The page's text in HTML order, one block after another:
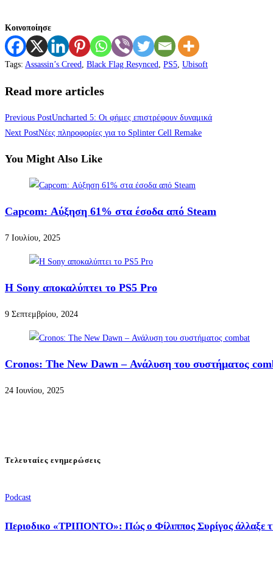
Κοινοποίησε
Tags: Assassin’s Creed, Black Flag Resynced, PS5, Ubisoft
Read more articles
Previous PostUncharted 5: Οι φήμες επιστρέφουν δυναμικά
Next PostΝέες πληροφορίες για το Splinter Cell Remake
You Might Also Like
Capcom: Αύξηση 61% στα έσοδα από Steam
7 Ιουλίου, 2025
Η Sony αποκαλύπτει το PS5 Pro
9 Σεπτεμβρίου, 2024
Cronos: The New Dawn – Ανάλυση του συστήματος
24 Ιουνίου, 2025
Τελευταίες ενημερώσεις
Podcast
Περιοδικο «ΤΡΙΠΟΝΤΟ»: Πώς ο Φίλιππος Συρίγος άλλαξε